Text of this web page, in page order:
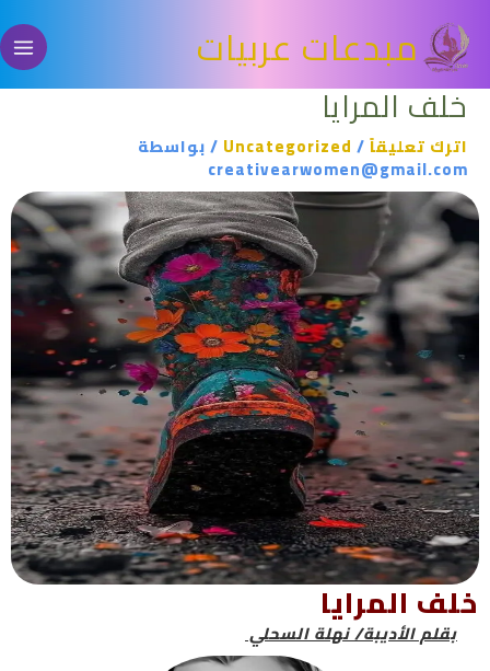
إلى
المحتوىمبدعات عربيات
خلف المرايا
اترك تعليقاً/
Uncategorized / بواسطة
creativearwomen@gmail.com
خلف المرايا
بقلم الأديبة/ نهلة السحلي